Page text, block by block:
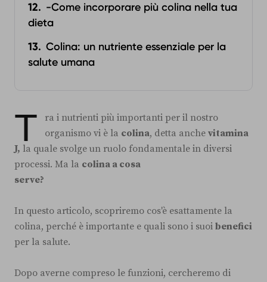
-Come incorporare più colina nella tua
dieta
Colina: un nutriente essenziale per la
salute umana
T
ra i nutrienti più importanti per il nostro
organismo vi è la colina, detta anche vitamina
J, la quale svolge un ruolo fondamentale in diversi
processi. Ma la colina a cosa
serve?
In questo articolo, scopriremo cos'è esattamente la
colina, perché è importante e quali sono i suoi benefici
per la salute.
Dopo averne compreso le funzioni, cercheremo di